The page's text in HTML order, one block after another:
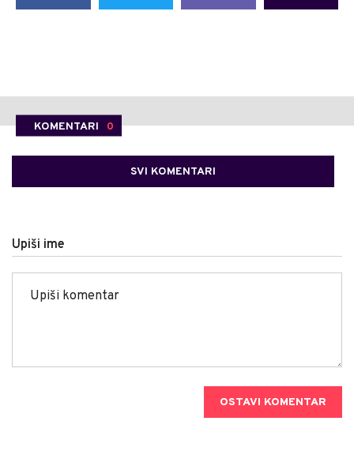
KOMENTARI 0
SVI KOMENTARI
Upiši ime
OSTAVI KOMENTAR